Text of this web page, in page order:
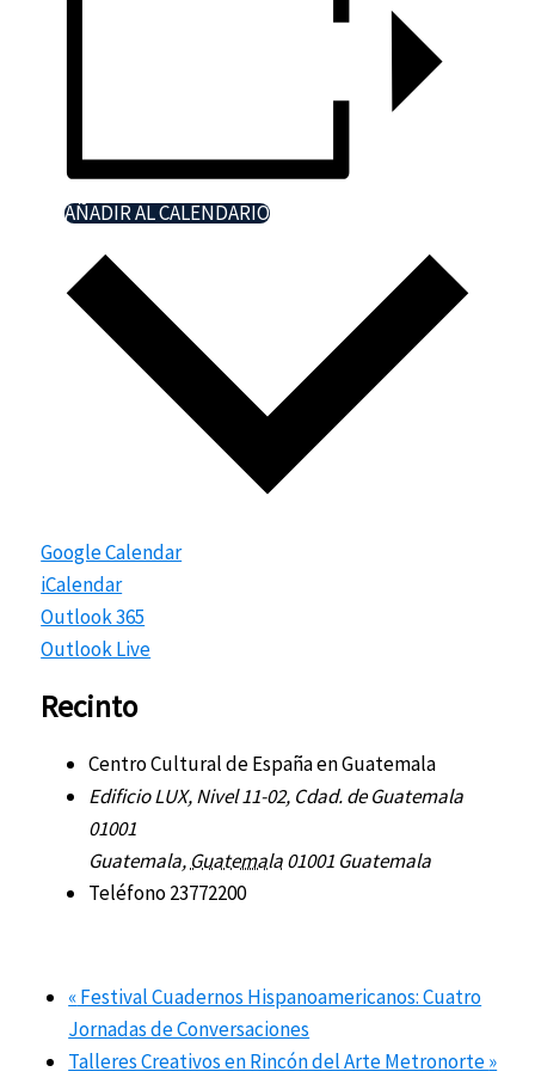
AÑADIR AL CALENDARIO
Google Calendar
iCalendar
Outlook 365
Outlook Live
Recinto
Centro Cultural de España en Guatemala
Edificio LUX, Nivel 11-02, Cdad. de Guatemala
01001
Guatemala, Guatemala01001 Guatemala
Teléfono23772200
«Festival Cuadernos Hispanoamericanos: Cuatro
Jornadas de Conversaciones
Talleres Creativos en Rincón del Arte Metronorte»